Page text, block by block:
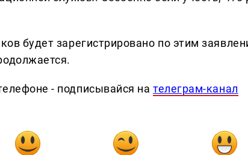
будет зарегистрировано по этим
- подписывайся нателеграм-канал